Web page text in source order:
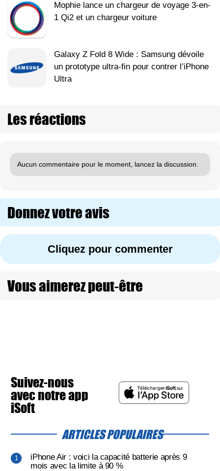
Mophie lance un chargeur de voyage 3-en-
1 Qi2 et un chargeur voiture
Galaxy Z Fold 8 Wide : Samsung dévoile
un prototype ultra-fin pour contrer l’iPhone
Ultra
Les réactions
Aucun commentaire pour le moment, lancez la discussion.
Donnez votre avis
Cliquez pour commenter
Vous aimerez peut-être
Suivez-nous
avec notre app
iSoft
ARTICLES POPULAIRES
iPhone Air : voici la capacité batterie après 9
mois avec la limite à 90 %